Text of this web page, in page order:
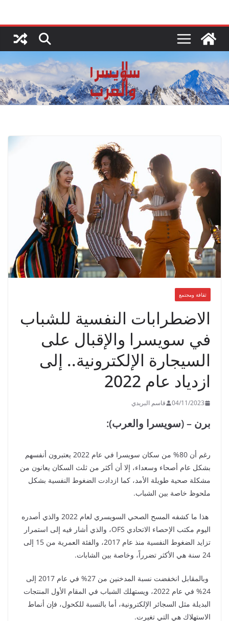
content
ثقافة ومجتمع
الاضطرابات النفسية للشباب
في سويسرا والإقبال على
السيجارة الإلكترونية.. إلى
ازدياد عام 2022
04/11/2023 قاسم البريدي
برن – (سويسرا والعرب):
رغم أن 80% من سكان سويسرا في عام 2022 يعتبرون أنفسهم
بشكل عام أصحاء وسعداء، إلا أن أكثر من ثلث السكان يعانون من
مشكلة صحية طويلة الأمد، كما ازدادت الضغوط النفسية بشكل
ملحوظ خاصة بين الشباب.
هذا ما كشفه المسح الصحي السويسري لعام 2022 والذي أصدره
اليوم مكتب الإحصاء الاتحادي OFS، والذي أشار فيه إلى استمرار
تزايد الضغوط النفسية منذ عام 2017، والفئة العمرية من 15 إلى
24 سنة هي الأكثر تضرراً، وخاصة بين الشابات.
وبالمقابل انخفضت نسبة المدخنين من 27% في عام 2017 إلى
24% في عام 2022، ويستهلك الشباب في المقام الأول المنتجات
البديلة مثل السجائر الإلكترونية، أما بالنسبة للكحول، فإن أنماط
الاستهلاك هي التي تغيرت.